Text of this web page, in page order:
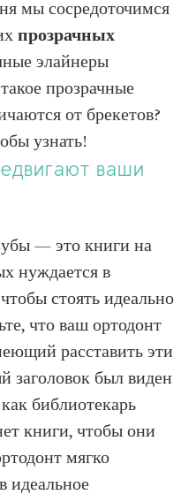
мы сосредоточимся
прозрачных
элайнеры
прозрачные
от брекетов?
узнать!
ваши
— это книги на
нуждается в
стоять идеально
что ваш ортодонт
расставить эти
заголовок был виден
библиотекарь
книги, чтобы они
мягко
идеальное